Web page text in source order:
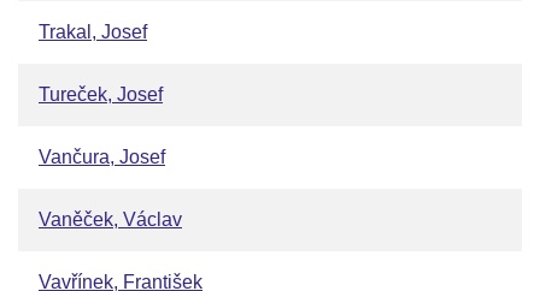
Trakal, Josef
Tureček, Josef
Vančura, Josef
Vaněček, Václav
Vavřínek, František